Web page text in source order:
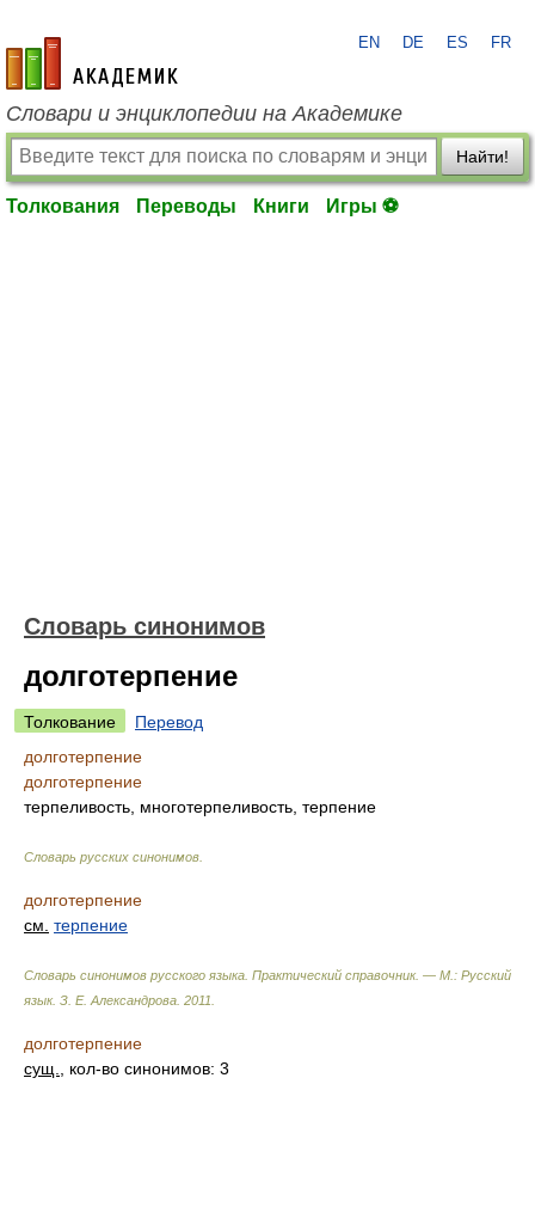
academic.ru
EN DE ES FR
Словари и энциклопедии на Академике
Найти!
Толкования Переводы Книги Игры ⚽
Словарь синонимов
долготерпение
Толкование
Перевод
долготерпение
долготерпение
терпеливость, многотерпеливость, терпение
Словарь русских синонимов
долготерпение
см. терпение
Словарь синонимов русского языка. Практический справочник. — М.: Русский
язык. З. Е. Александрова 2011
долготерпение
сущ.
, кол-во синонимов: 3